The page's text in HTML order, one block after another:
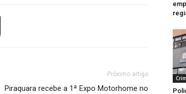
Próximo artigo
Piraquara recebe a 1ª Expo Motorhome no